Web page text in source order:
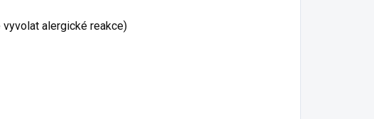
alergické reakce)